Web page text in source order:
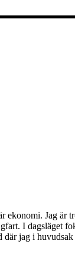
ekonomi. Jag är
I dagsläget
jag i